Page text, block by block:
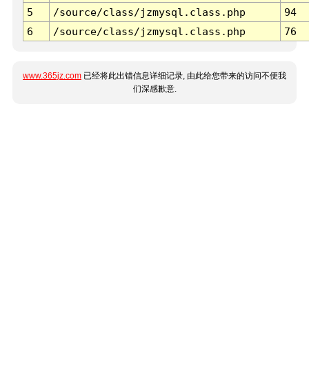
5
/source/class/jzmysql.class.php
94
6
/source/class/jzmysql.class.php 76
www.365jz.com 已经将此出错信息详细记录, 由此给您带来的访问不便我
们深感歉意.